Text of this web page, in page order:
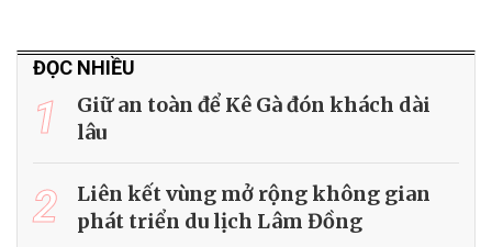
ĐỌC NHIỀU
1
Giữ an toàn để Kê Gà đón khách dài
lâu
2
Liên kết vùng mở rộng không gian
phát triển du lịch Lâm Đồng